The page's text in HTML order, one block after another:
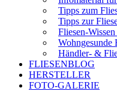
Tipps zum
Tipps zur
Fliesen-
Wohngesunde
Händler- &
FLIESENBLOG
HERSTELLER
FOTO-GALERIE